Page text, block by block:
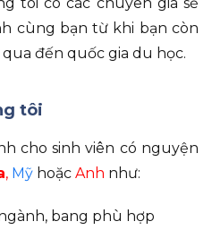
cùng bạn từ khi bạn còn
đến quốc gia du học.
tôi
cho sinh viên có nguyện
, Mỹ hoặc Anh như:
bang phù hợp